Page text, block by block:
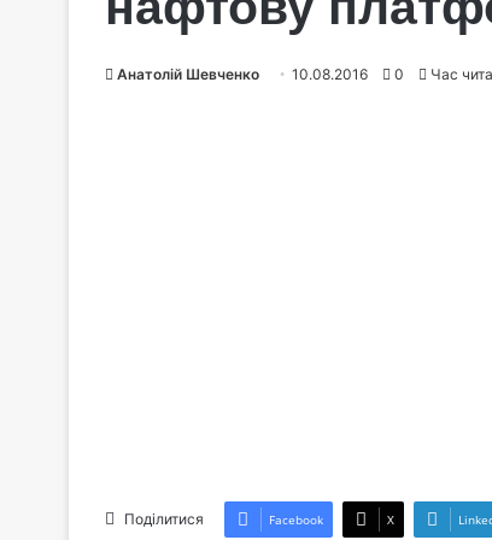
Анатолій Шевченко 10.08.2016 0 Час
Поділитися Facebook X